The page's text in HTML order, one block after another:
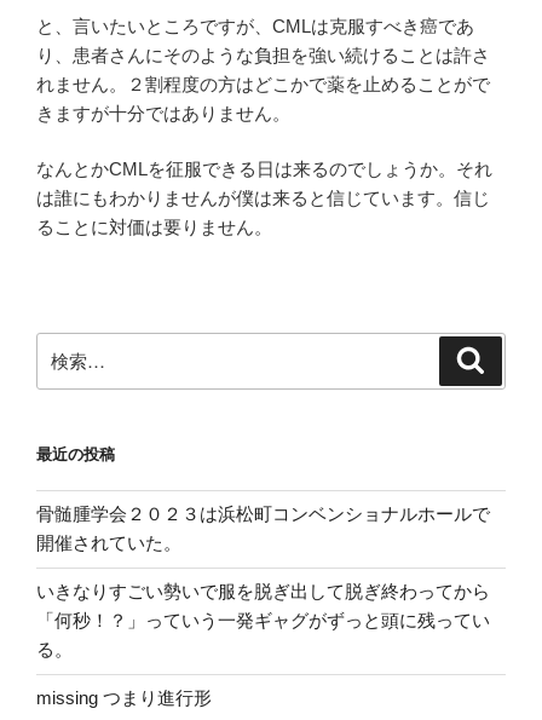
と、言いたいところですが、CMLは克服すべき癌であ
り、患者さんにそのような負担を強い続けることは許さ
れません。２割程度の方はどこかで薬を止めることがで
きますが十分ではありません。
なんとかCMLを征服できる日は来るのでしょうか。それ
は誰にもわかりませんが僕は来ると信じています。信じ
ることに対価は要りません。
索:
最近の投稿
骨髄腫学会２０２３は浜松町コンベンショナルホールで
開催されていた。
いきなりすごい勢いで服を脱ぎ出して脱ぎ終わってから
「何秒！？」っていう一発ギャグがずっと頭に残ってい
る。
missing つまり進行形